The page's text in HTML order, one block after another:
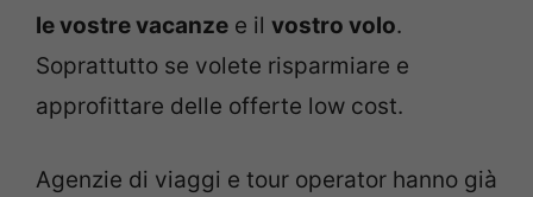
le vostre vacanze e il vostro volo.
Soprattutto se volete risparmiare e
approfittare delle offerte low cost.
Agenzie di viaggi e tour operator hanno già